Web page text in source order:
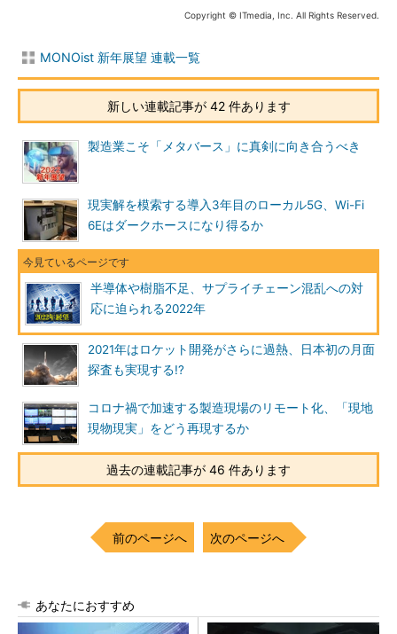
Copyright © ITmedia, Inc. All Rights Reserved.
MONOist 新年展望 連載一覧
新しい連載記事が 42 件あります
製造業こそ「メタバース」に真剣に向き合うべき
現実解を模索する導入3年目のローカル5G、Wi-Fi
6Eはダークホースになり得るか
半導体や樹脂不足、サプライチェーン混乱への対
応に迫られる2022年
2021年はロケット開発がさらに過熱、日本初の月面
探査も実現する!?
コロナ禍で加速する製造現場のリモート化、「現地
現物現実」をどう再現するか
過去の連載記事が 46 件あります
前のページへ 次のページへ
あなたにおすすめ